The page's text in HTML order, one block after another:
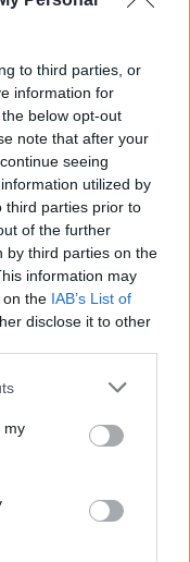
to third parties, or
information for
below opt-out
note that after your
seeing
utilized by
third parties prior to
of the further
by third parties on the
information may
on the IAB’s List of
disclose it to other
my